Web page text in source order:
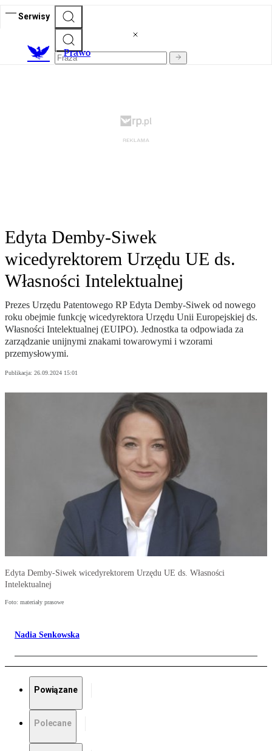
Serwisy
Prawo
Edyta Demby-Siwek
wicedyrektorem Urzędu UE ds.
Własności Intelektualnej
Prezes Urzędu Patentowego RP Edyta Demby-Siwek od nowego
roku obejmie funkcję wicedyrektora Urzędu Unii Europejskiej ds.
Własności Intelektualnej (EUIPO). Jednostka ta odpowiada za
zarządzanie unijnymi znakami towarowymi i wzorami
przemysłowymi.
Publikacja: 26.09.2024 15:01
Edyta Demby-Siwek wicedyrektorem Urzędu UE ds. Własności
Intelektualnej
Foto: materiały prasowe
Nadia Senkowska
Powiązane
Polecane